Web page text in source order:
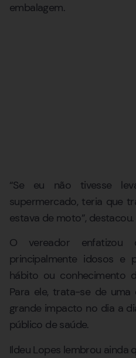
embalagem.
“Se eu não tivesse
supermercado, teria que
estava de moto”, destacou.
O vereador
principalmente idosos e
hábito ou conhecimento
Para ele, trata-se de uma
grande impacto no dia a
público de saúde.
Ildeu Lopes lembrou ainda